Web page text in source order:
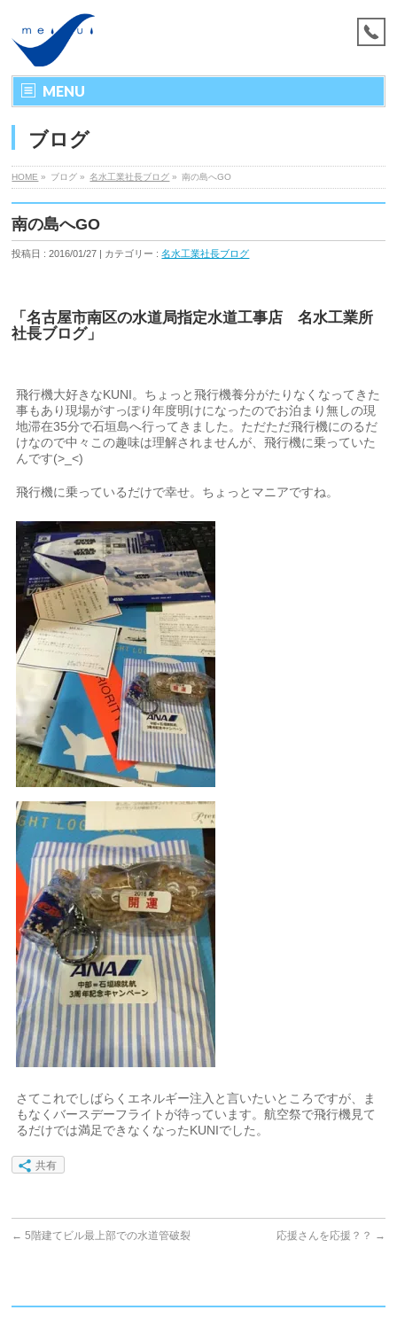
MENU
ブログ
HOME » ブログ » 名水工業社長ブログ » 南の島へGO
南の島へGO
投稿日 : 2016/01/27 | カテゴリー :名水工業社長ブログ
「名古屋市南区の水道局指定水道工事店 名水工業所
社長ブログ」
飛行機大好きなKUNI。ちょっと飛行機養分がたりなくなってきた
事もあり現場がすっぽり年度明けになったのでお泊まり無しの現
地滞在35分で石垣島へ行ってきました。ただただ飛行機にのるだ
けなので中々この趣味は理解されませんが、飛行機に乗っていた
んです(>_<)
飛行機に乗っているだけで幸せ。ちょっとマニアですね。
さてこれでしばらくエネルギー注入と言いたいところですが、ま
もなくバースデーフライトが待っています。航空祭で飛行機見て
るだけでは満足できなくなったKUNIでした。
共有
← 5階建てビル最上部での水道管破裂 応援さんを応援？？ →